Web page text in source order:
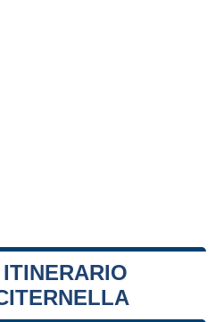
|Map data ©OpenStreetMap